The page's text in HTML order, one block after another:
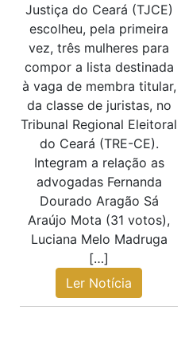
Justiça do Ceará (TJCE)
escolheu, pela primeira
vez, três mulheres para
compor a lista destinada
à vaga de membra titular,
da classe de juristas, no
Tribunal Regional Eleitoral
do Ceará (TRE-CE).
Integram a relação as
advogadas Fernanda
Dourado Aragão Sá
Araújo Mota (31 votos),
Luciana Melo Madruga
[…]
Ler Notícia